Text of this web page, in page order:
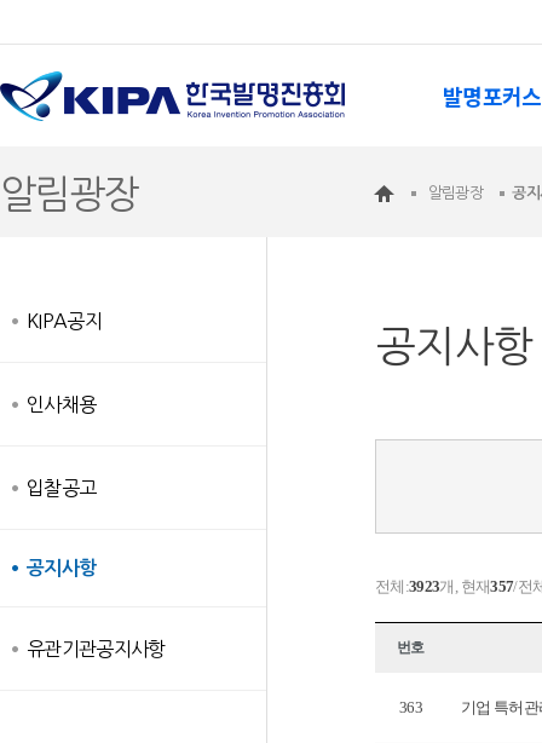
발명포커스
알림광장 알림광장 공
KIPA공지
인사채용
입찰공고
공지사항
유관기관공지사항
공지사항
전체:3923개, 현재357/전
번호
363 기업 특허